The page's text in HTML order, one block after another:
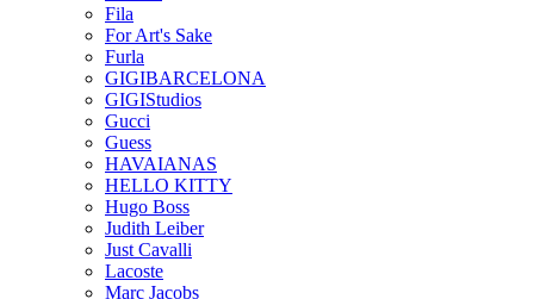
Fila
For Art's Sake
Furla
GIGIBARCELONA
GIGIStudios
Gucci
Guess
HAVAIANAS
HELLO KITTY
Hugo Boss
Judith Leiber
Just Cavalli
Lacoste
Marc Jacobs